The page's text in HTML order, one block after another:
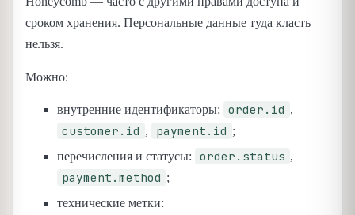
сроком хранения. Персональные данные туда класть
нельзя.
Можно:
внутренние идентификаторы: order.id ,
customer.id , payment.id ;
перечисления и статусы:
order.status ,
payment.method ;
технические метки: